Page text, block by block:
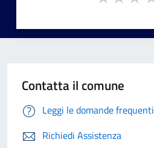
Contatta il comune
Leggi le domande frequenti
Richiedi Assistenza